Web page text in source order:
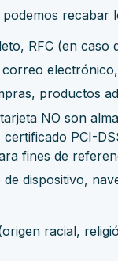
recabar
RFC (en caso
productos
NO son
certificado PCI-
fines de
dispositivo,
racial,